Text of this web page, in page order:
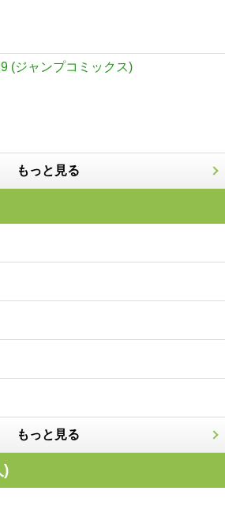
(ジャンプコミックス)
もっと見る
もっと見る
)